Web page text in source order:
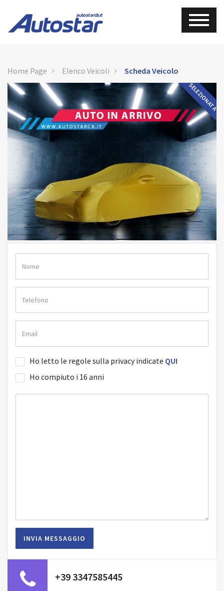
Home Page Elenco Veicoli Scheda Veicolo
SELEZIONATA
Ho letto le regole sulla privacy indicate QUI
Ho compiuto i 16 anni
+39 3347585445